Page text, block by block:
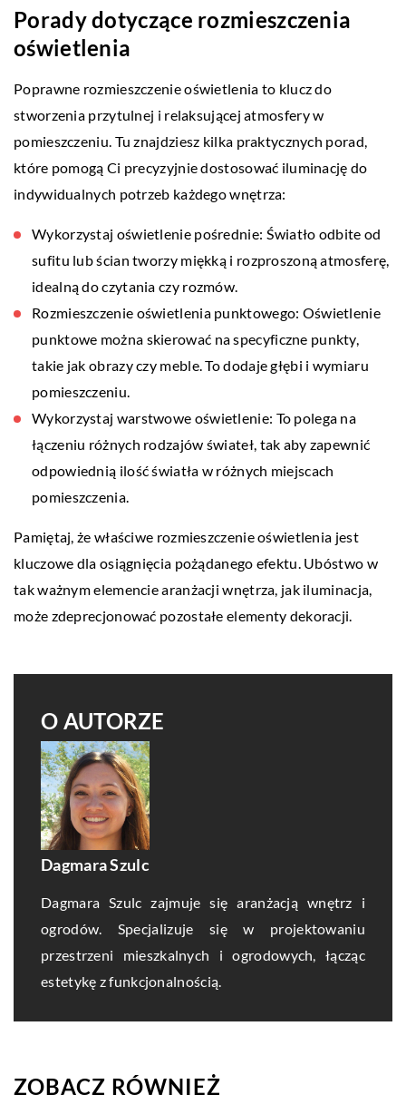
Porady dotyczące rozmieszczenia
oświetlenia
Poprawne rozmieszczenie oświetlenia to klucz do
stworzenia przytulnej i relaksującej atmosfery w
pomieszczeniu. Tu znajdziesz kilka praktycznych porad,
które pomogą Ci precyzyjnie dostosować iluminację do
indywidualnych potrzeb każdego wnętrza:
Wykorzystaj oświetlenie pośrednie: Światło odbite od
sufitu lub ścian tworzy miękką i rozproszoną atmosferę,
idealną do czytania czy rozmów.
Rozmieszczenie oświetlenia punktowego: Oświetlenie
punktowe można skierować na specyficzne punkty,
takie jak obrazy czy meble. To dodaje głębi i wymiaru
pomieszczeniu.
Wykorzystaj warstwowe oświetlenie: To polega na
łączeniu różnych rodzajów świateł, tak aby zapewnić
odpowiednią ilość światła w różnych miejscach
pomieszczenia.
Pamiętaj, że właściwe rozmieszczenie oświetlenia jest
kluczowe dla osiągnięcia pożądanego efektu. Ubóstwo w
tak ważnym elemencie aranżacji wnętrza, jak iluminacja,
może zdeprecjonować pozostałe elementy dekoracji.
O AUTORZE
Dagmara Szulc
Dagmara Szulc zajmuje się aranżacją wnętrz i
ogrodów. Specjalizuje się w projektowaniu
przestrzeni mieszkalnych i ogrodowych, łącząc
estetykę z funkcjonalnością.
ZOBACZ RÓWNIEŻ